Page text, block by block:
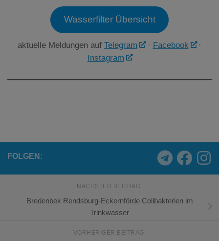
Wasserfilter Übersicht
aktuelle Meldungen auf Telegram · Facebook
·
Instagram
FOLGEN:
NÄCHSTER BEITRAG
Bredenbek Rendsburg-Eckernförde Colibakterien im
Trinkwasser
VORHERIGER BEITRAG